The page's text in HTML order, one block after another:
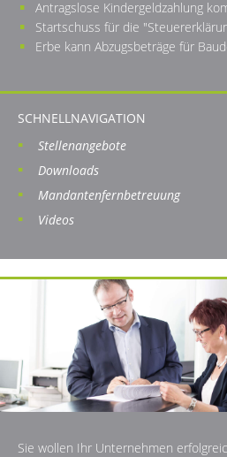
Antragslose Kindergeldzahlung
Startschuss für die
Erbe kann Abzugsbeträge für
SCHNELLNAVIGATION
Stellenangebote
Downloads
Mandantenfernbetreuung
Videos
Sie wollen Ihr Unternehmen